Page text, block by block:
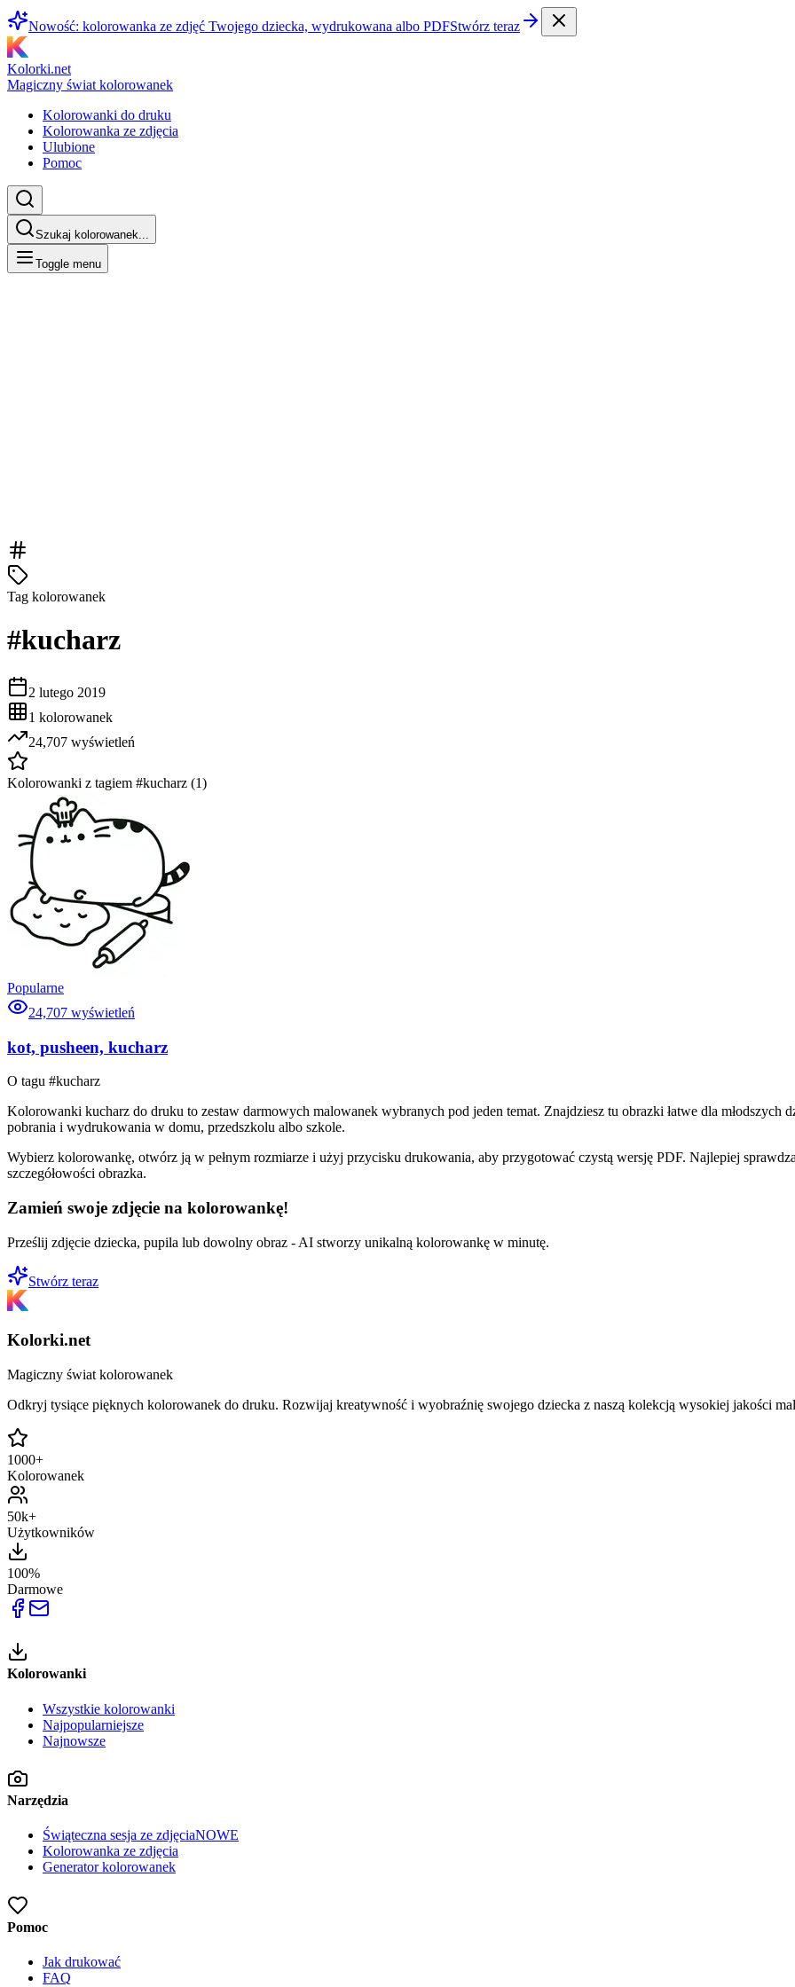
Nowość: kolorowanka ze zdjęć Twojego dziecka, wydrukowana albo PDFStwórz teraz
Kolorki.net
Magiczny świat kolorowanek
Kolorowanki do druku
Kolorowanka ze zdjęcia
Ulubione
Pomoc
Szukaj kolorowanek...
Toggle menu
Tag kolorowanek
#kucharz
2 lutego 2019
1 kolorowanek
24,707 wyświetleń
Kolorowanki z tagiem #kucharz (1)
Popularne
24,707 wyświetleń
kot, pusheen, kucharz
O tagu #kucharz
Kolorowanki kucharz do druku to zestaw darmowych malowanek wybranych pod jeden temat. Znajdziesz tu obrazki łatwe dla młodszych
pobrania i wydrukowania w domu, przedszkolu albo szkole.
Wybierz kolorowankę, otwórz ją w pełnym rozmiarze i użyj przycisku drukowania, aby przygotować czystą wersję PDF. Najlepiej
szczegółowości obrazka.
Zamień swoje zdjęcie na kolorowankę!
Prześlij zdjęcie dziecka, pupila lub dowolny obraz - AI stworzy unikalną kolorowankę w minutę.
Stwórz teraz
Kolorki.net
Magiczny świat kolorowanek
Odkryj tysiące pięknych kolorowanek do druku. Rozwijaj kreatywność i wyobraźnię swojego dziecka z naszą kolekcją wysokiej jakości
1000+
Kolorowanek
50k+
Użytkowników
100%
Darmowe
Kolorowanki
Wszystkie kolorowanki
Najpopularniejsze
Najnowsze
Narzędzia
Świąteczna sesja ze zdjęciaNOWE
Kolorowanka ze zdjęcia
Generator kolorowanek
Pomoc
Jak drukować
FAQ